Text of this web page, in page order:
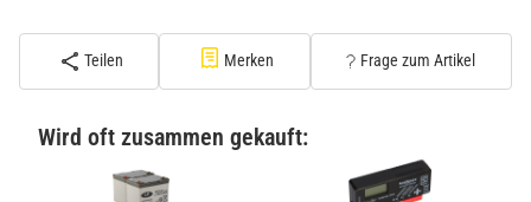
(Standard)
Lithium
inkl. 19% USt. zzgl.
Teilen Merken Frage zum Artikel
Wird oft zusammen gekauft: